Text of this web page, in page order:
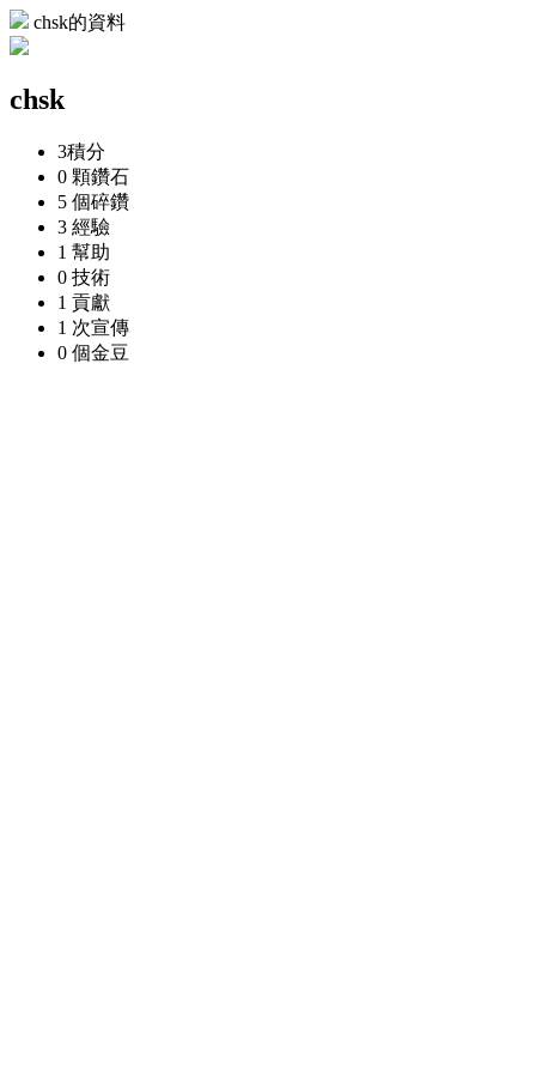
chsk的資料
chsk
3積分
0 顆鑽石
5 個碎鑽
3 經驗
1 幫助
0 技術
1 貢獻
1 次宣傳
0 個金豆